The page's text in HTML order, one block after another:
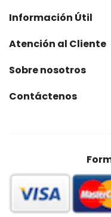
Información Útil
Atención al Cliente
Sobre nosotros
Contáctenos